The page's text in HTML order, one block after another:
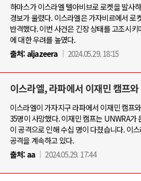
하마스가 이스라엘 텔아비브로 로켓을 발사
경보가 울렸다. 이스라엘은 가자비르에서 로
반격했다. 이번 사건은 긴장 상태를 고조시
에 대한 우려를 높였다.
출처: aljazeera 2024.05.29. 18:15
이스라엘, 라파에서 이재민 캠프
이스라엘이 가자지구 라파에서 이재민 캠프
35명이 사망했다. 이재민 캠프는 UNWRA가
이 공격으로 인해 수십 명이 다쳤습니다. 이
공격을 계속하고 있다.
출처: aa 2024.05.29. 17:44